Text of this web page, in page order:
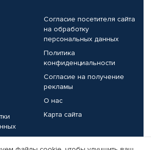
Согласие посетителя сайта
на обработку
персональных данных
Политика
конфиденциальности
Согласие на получение
рекламы
О нас
Карта сайта